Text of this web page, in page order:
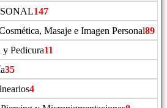
147
Masaje e Imagen Personal89
Pedicura11
35
4